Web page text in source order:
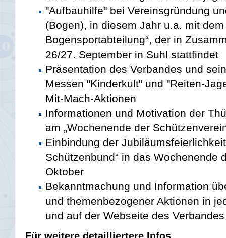
"Aufbauhilfe" bei Vereinsgründung
(Bogen), in diesem Jahr u.a. mit
Bogensportabteilung“, der in
26/27. September in Suhl stattfindet
Präsentation des Verbandes und
Messen "Kinderkult" und "Reiten-
Mit-Mach-Aktionen
Informationen und Motivation der
am „Wochenende der
Einbindung der
Schützenbund“ in das Wochenende
Oktober
Bekanntmachung und Information
und themenbezogener Aktionen in
und auf der Webseite des Verbandes